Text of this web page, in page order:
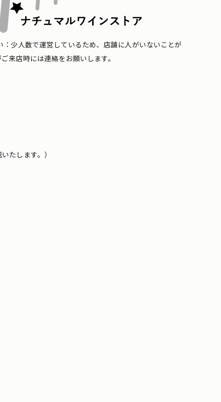
少人数で運営しているため、店舗に人がいないことが
来店時には連絡をお願いします。
たします。）